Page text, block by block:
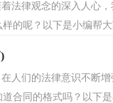
法律观念的深入人心
的呢？以下是小编帮
人们的法律意识不断
合同的格式吗？以下